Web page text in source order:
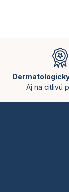
Aj na citlivú